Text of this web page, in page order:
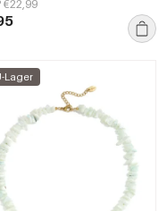
€22,99
Lager